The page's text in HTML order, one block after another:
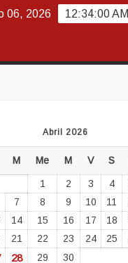
12:34:01 AM
06, 2026
Abril 2026
M Me M V S
1 2 3 4
7 8 9 10 11
14 15 16 17 18
21 22 23 24 25
28 29 30